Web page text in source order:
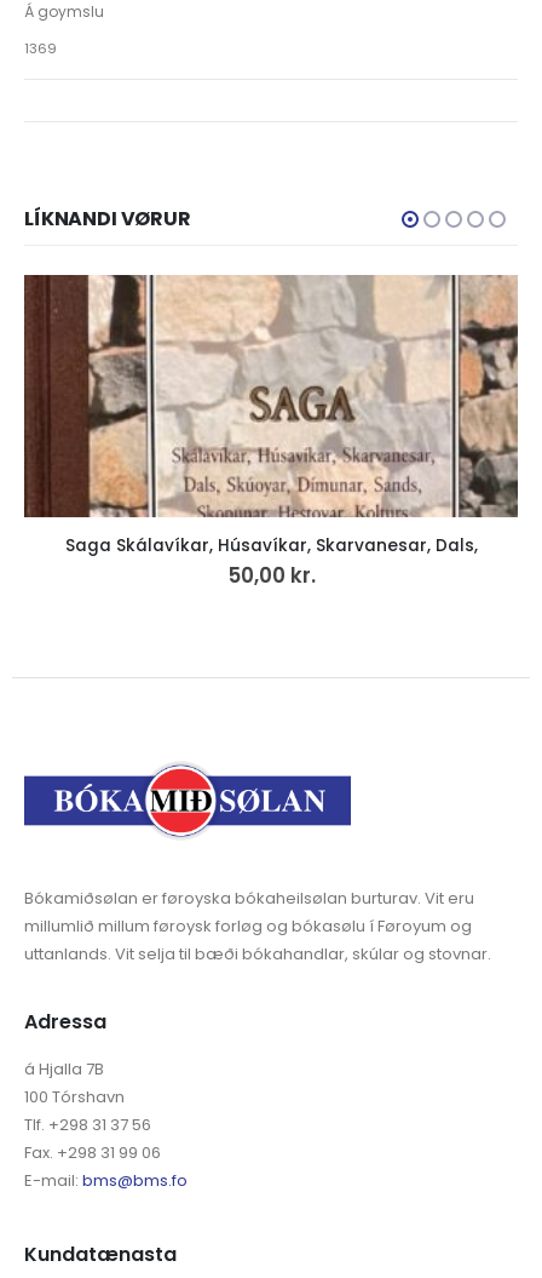
Á goymslu
1369
LÍKNANDI VØRUR
ÚTSELT
L’Art féroien
50,00
Bókamiðsølan er føroyska bókaheilsølan burturav. Vit eru
millumlið millum føroysk forløg og bókasølu í Føroyum og
á Hjalla 7B
100 Tórshavn
Tlf. +298 31 37 56
Fax. +298 31 99 06